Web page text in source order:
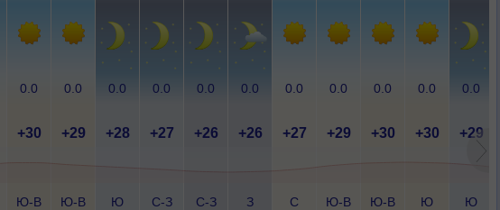
0.0 0.0 0.0 0.0 0.0 0.0 0.0 0.0 0.0 0.0 0.0
+30 +29 +28 +27 +26 +26 +27 +29 +30 +30 +29
Ю-В
Ю-В
Ю
С-З
С-З
З
С
Ю-В
Ю-В
Ю
Ю